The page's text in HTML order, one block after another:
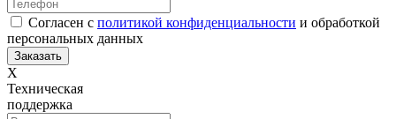
Согласен с политикой конфиденциальности и обработкой
персональных данных
Х
Техническая
поддержка